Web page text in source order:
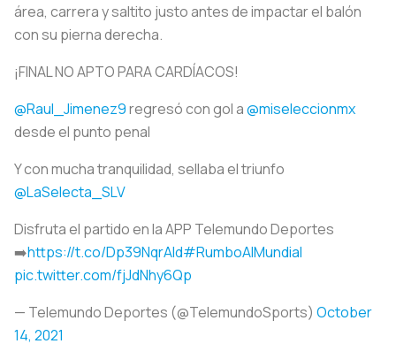
área, carrera y saltito justo antes de impactar el balón
con su pierna derecha.
¡FINAL NO APTO PARA CARDÍACOS!
@Raul_Jimenez9regresó con gol a@miseleccionmx
desde el punto penal
Y con mucha tranquilidad, sellaba el triunfo
@LaSelecta_SLV
Disfruta el partido en la APP Telemundo Deportes
➡️https://t.co/Dp39NqrAld#RumboAlMundial
pic.twitter.com/fjJdNhy6Qp
— Telemundo Deportes (@TelemundoSports) October
14, 2021